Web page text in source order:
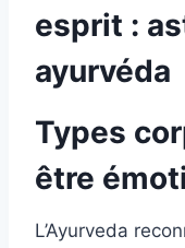
esprit :
ayurvéda
Types
être
L’Ayurveda